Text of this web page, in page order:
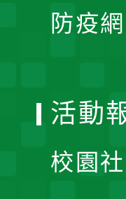
防疫
活動
校園